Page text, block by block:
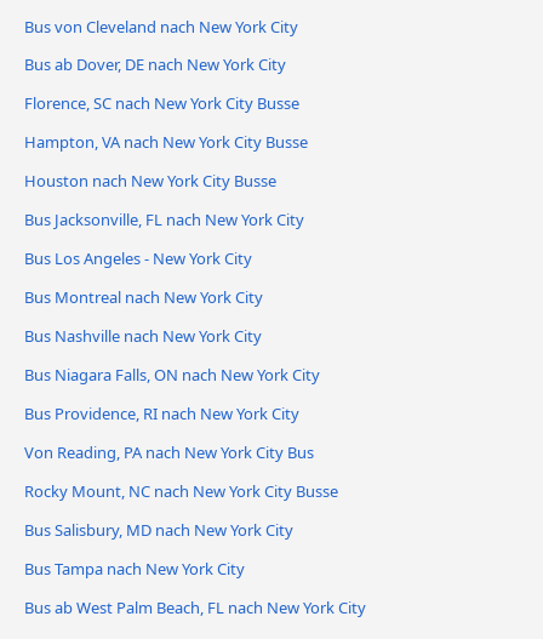
Bus von Cleveland nach New York City
Bus ab Dover, DE nach New York City
Florence, SC nach New York City Busse
Hampton, VA nach New York City Busse
Houston nach New York City Busse
Bus Jacksonville, FL nach New York City
Bus Los Angeles - New York City
Bus Montreal nach New York City
Bus Nashville nach New York City
Bus Niagara Falls, ON nach New York City
Bus Providence, RI nach New York City
Von Reading, PA nach New York City Bus
Rocky Mount, NC nach New York City Busse
Bus Salisbury, MD nach New York City
Bus Tampa nach New York City
Bus ab West Palm Beach, FL nach New York City